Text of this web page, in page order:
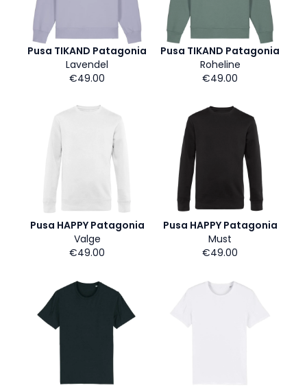
Pusa TIKAND Patagonia
Lavendel
€49.00
Pusa TIKAND Patagonia
Roheline
€49.00
Pusa HAPPY Patagonia
Valge
€49.00
Pusa HAPPY Patagonia
Must
€49.00